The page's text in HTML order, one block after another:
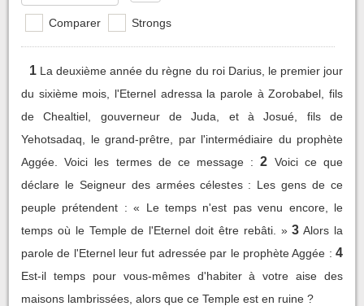
Comparer Strongs
1 La deuxième année du règne du roi Darius, le premier jour
du sixième mois, l'Eternel adressa la parole à Zorobabel, fils
de Chealtiel, gouverneur de Juda, et à Josué, fils de
Yehotsadaq, le grand-prêtre, par l'intermédiaire du prophète
Aggée. Voici les termes de ce message : 2 Voici ce que
déclare le Seigneur des armées célestes : Les gens de ce
peuple prétendent : « Le temps n'est pas venu encore, le
temps où le Temple de l'Eternel doit être rebâti. » 3 Alors la
parole de l'Eternel leur fut adressée par le prophète Aggée : 4
Est-il temps pour vous-mêmes d'habiter à votre aise des
maisons lambrissées, alors que ce Temple est en ruine ?